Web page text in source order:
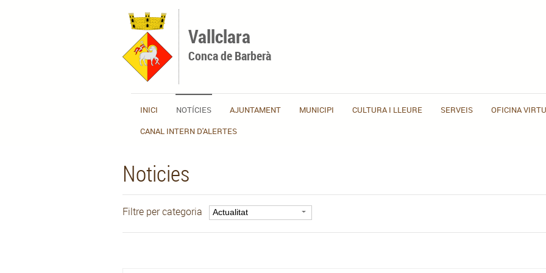
Vallclara
Conca de Barberà
INICI NOTÍCIES AJUNTAMENT MUNICIPI CULTURA I LLEURE SERVEIS
OFICINA
CANAL INTERN D'ALERTES
Noticies
Filtre per categoria